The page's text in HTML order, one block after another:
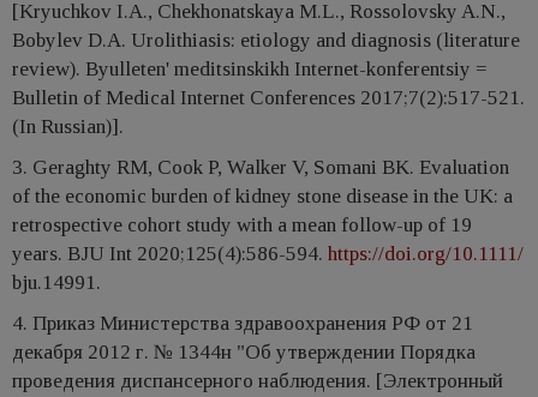
[Kryuchkov I.A., Chekhonatskaya M.L., Rossolovsky A.N.,
Bobylev D.A. Urolithiasis: etiology and diagnosis (literature
review). Byulleten' meditsinskikh Internet-konferentsiy =
Bulletin of Medical Internet Conferences 2017;7(2):517-521.
(In Russian)].
3. Geraghty RM, Cook P, Walker V, Somani BK. Evaluation
of the economic burden of kidney stone disease in the UK: a
retrospective cohort study with a mean follow-up of 19
years. BJU Int 2020;125(4):586-594. https://doi.org/10.1111/
bju.14991.
4. Приказ Министерства здравоохранения РФ от 21
декабря 2012 г. № 1344н "Об утверждении Порядка
проведения диспансерного наблюдения. [Электронный